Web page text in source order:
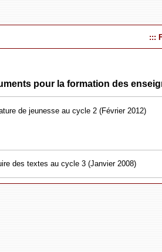
:::
pour la formation des
de jeunesse au cycle 2 (Février 2012)
des textes au cycle 3 (Janvier 2008)